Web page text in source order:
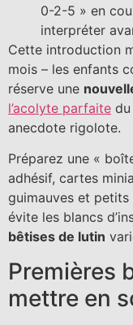
0-2-5 » en
interpréter
Cette introduction
mois – les enfants
réserve une
l’acolyte parfaite
anecdote rigolote.
Préparez une «
adhésif, cartes
guimauves et
évite les blancs
bêtises de lutin
Premières
mettre en